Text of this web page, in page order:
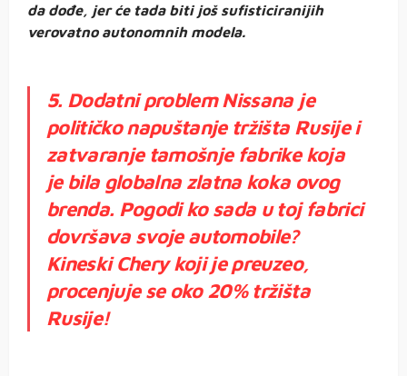
da dođe, jer će tada biti još sufisticiranijih
verovatno autonomnih modela.
5. Dodatni problem Nissana je
političko napuštanje tržišta Rusije i
zatvaranje tamošnje fabrike koja
je bila globalna zlatna koka ovog
brenda. Pogodi ko sada u toj fabrici
dovršava svoje automobile?
Kineski Chery koji je preuzeo,
procenjuje se oko 20% tržišta
Rusije!